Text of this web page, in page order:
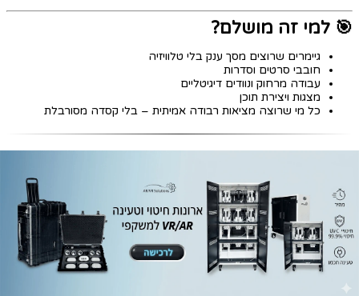
🎯 למי זה מושלם?
גיימרים שרוצים מסך ענק בלי טלוויזיה
חובבי סרטים וסדרות
עבודה מרחוק ונוודים דיגיטליים
מצגות ויצירת תוכן
כל מי שרוצה מציאות רבודה אמיתית – בלי קסדה מסורבלת